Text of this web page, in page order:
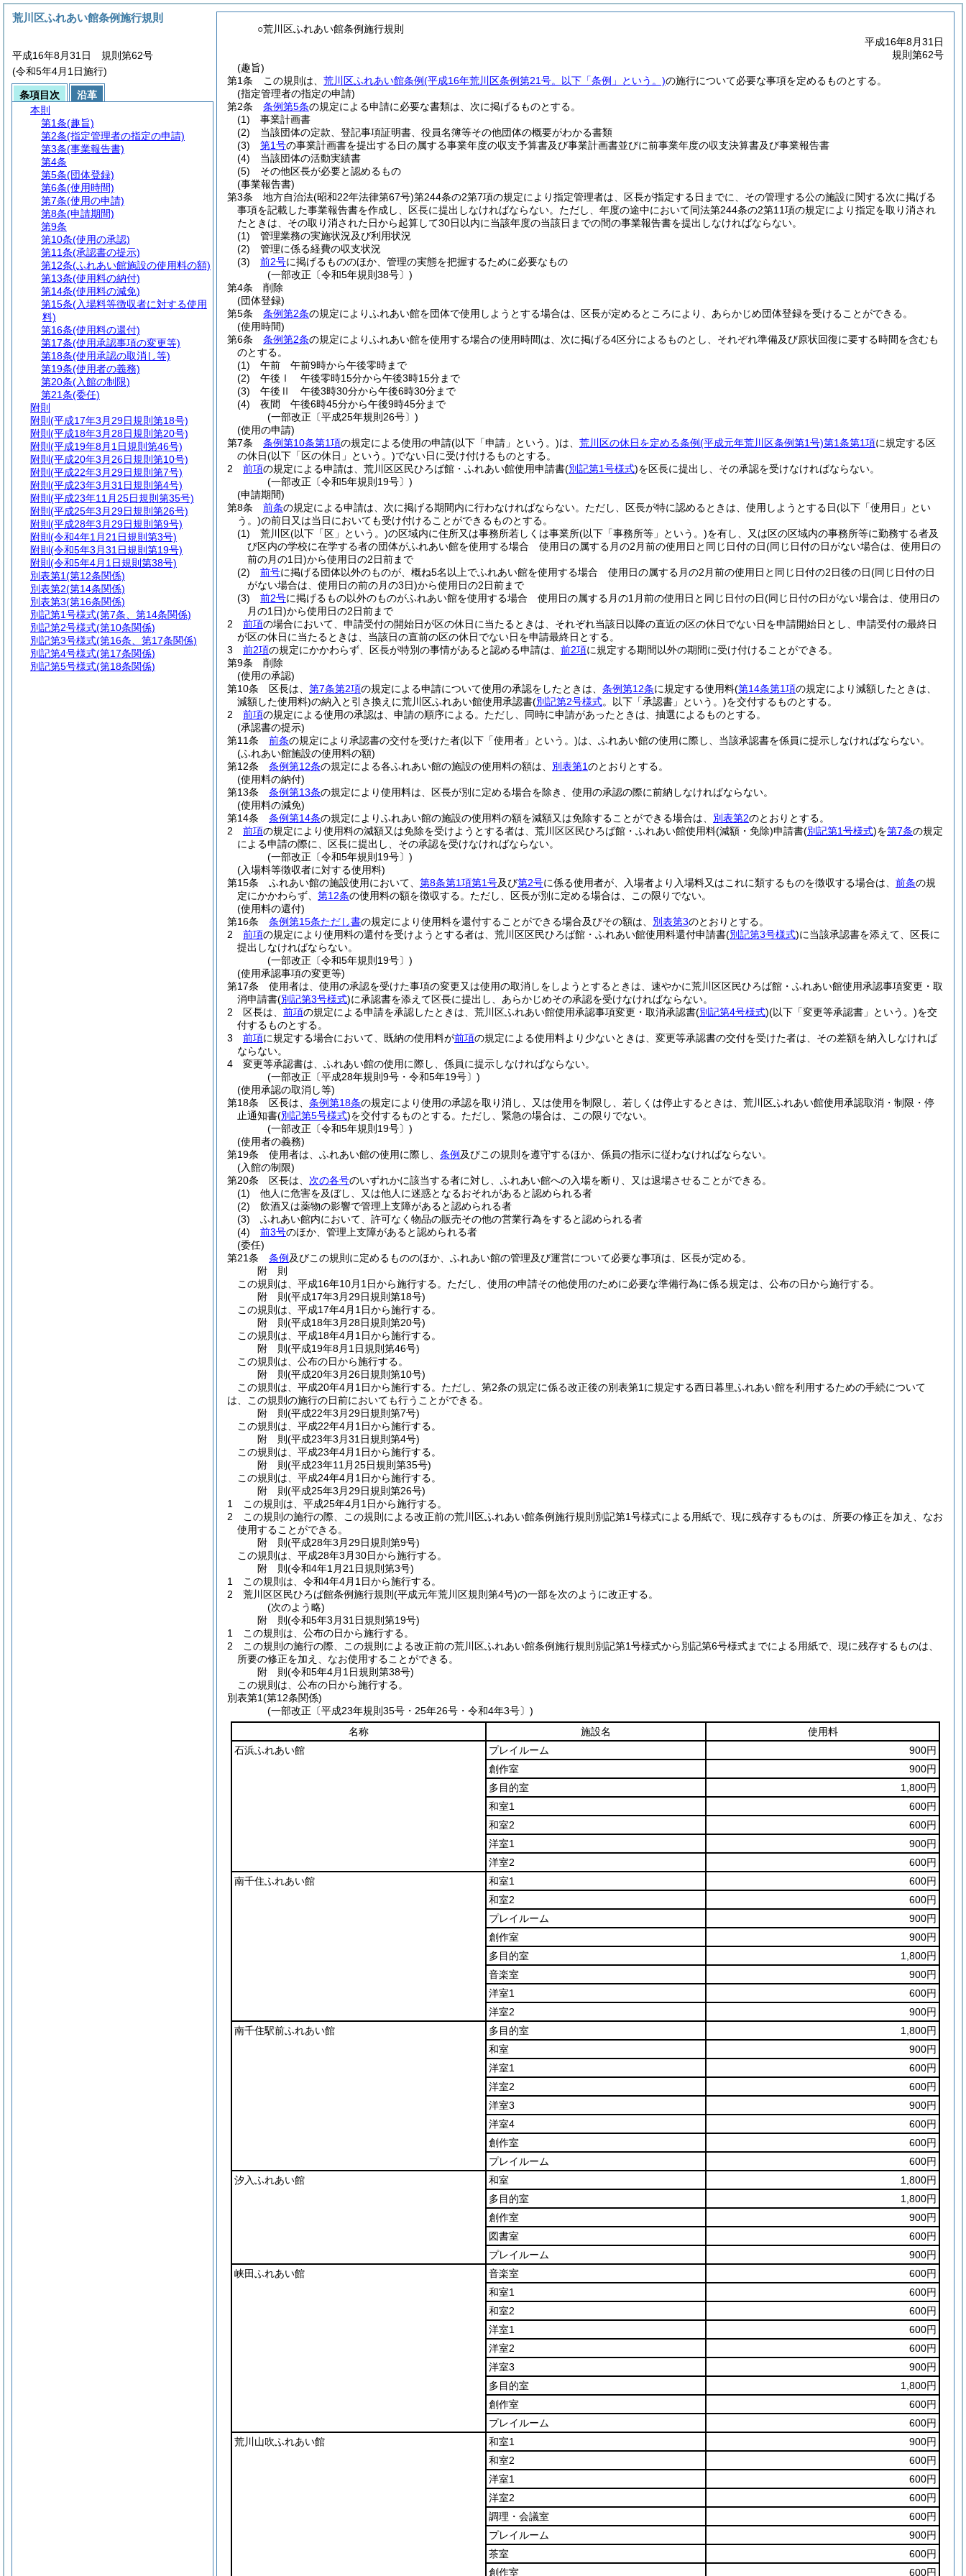
○荒川区ふれあい館条例施行規則
平成16年8月31日
規則第62号
(趣旨)
第1条
この規則は、 荒川区ふれあい館条例(平成16年荒川区条例第21号。以下「条例」という。)の施行について必要な事項を定めるものとする。
(指定管理者の指定の申請)
第2条
条例第5条の規定による申請に必要な書類は、次に掲げるものとする。
(1)
事業計画書
(2)
当該団体の定款、登記事項証明書、役員名簿等その他団体の概要がわかる書類
(3)
第1号の事業計画書を提出する日の属する事業年度の収支予算書及び事業計画書並びに前事業年度の収支決算書及び事業報告書
(4)
当該団体の活動実績書
(5)
その他区長が必要と認めるもの
(事業報告書)
第3条
地方自治法(昭和22年法律第67号)第244条の2第7項の規定により指定管理者は、区長が指定する日までに、その管理する公の施設に関する次に掲げる
事項を記載した事業報告書を作成し、区長に提出しなければならない。 ただし、年度の途中において同法第244条の2第11項の規定により指定を取り消され
たときは、その取り消された日から起算して30日以内に当該年度の当該日までの間の事業報告書を提出しなければならない。
(1)
管理業務の実施状況及び利用状況
(2)
管理に係る経費の収支状況
(3)
前2号に掲げるもののほか、管理の実態を把握するために必要なもの
(一部改正〔令和5年規則38号〕)
第4条
削除
(団体登録)
第5条
条例第2条の規定によりふれあい館を団体で使用しようとする場合は、区長が定めるところにより、あらかじめ団体登録を受けることができる。
(使用時間)
第6条
条例第2条の規定によりふれあい館を使用する場合の使用時間は、次に掲げる4区分によるものとし、それぞれ準備及び原状回復に要する時間を含むも
のとする。
(1)
午前 午前9時から午後零時まで
(2)
午後Ⅰ 午後零時15分から午後3時15分まで
(3)
午後Ⅱ 午後3時30分から午後6時30分まで
(4)
夜間 午後6時45分から午後9時45分まで
(一部改正〔平成25年規則26号〕)
(使用の申請)
第7条
条例第10条第1項の規定による使用の申請(以下「申請」という。)は、 荒川区の休日を定める条例(平成元年荒川区条例第1号)第1条第1項に規定する区
の休日(以下「区の休日」という。)でない日に受け付けるものとする。
2
前項の規定による申請は、荒川区区民ひろば館・ふれあい館使用申請書(別記第1号様式)を区長に提出し、その承認を受けなければならない。
(一部改正〔令和5年規則19号〕)
(申請期間)
第8条
前条の規定による申請は、次に掲げる期間内に行わなければならない。 ただし、区長が特に認めるときは、使用しようとする日(以下「使用日」とい
う。)の前日又は当日においても受け付けることができるものとする。
(1)
荒川区(以下「区」という。)の区域内に住所又は事務所若しくは事業所(以下「事務所等」という。)を有し、又は区の区域内の事務所等に勤務する者及
び区内の学校に在学する者の団体がふれあい館を使用する場合 使用日の属する月の2月前の使用日と同じ日付の日(同じ日付の日がない場合は、使用日の
前の月の1日)から使用日の2日前まで
(2)
前号に掲げる団体以外のものが、概ね5名以上でふれあい館を使用する場合 使用日の属する月の2月前の使用日と同じ日付の2日後の日(同じ日付の日
がない場合は、使用日の前の月の3日)から使用日の2日前まで
(3)
前2号に掲げるもの以外のものがふれあい館を使用する場合 使用日の属する月の1月前の使用日と同じ日付の日(同じ日付の日がない場合は、使用日の
月の1日)から使用日の2日前まで
2
前項の場合において、申請受付の開始日が区の休日に当たるときは、それぞれ当該日以降の直近の区の休日でない日を申請開始日とし、申請受付の最終日
が区の休日に当たるときは、当該日の直前の区の休日でない日を申請最終日とする。
3
前2項の規定にかかわらず、区長が特別の事情があると認める申請は、 前2項に規定する期間以外の期間に受け付けることができる。
第9条
削除
(使用の承認)
第10条
区長は、 第7条第2項の規定による申請について使用の承認をしたときは、 条例第12条に規定する使用料(第14条第1項の規定により減額したときは、
減額した使用料)の納入と引き換えに荒川区ふれあい館使用承認書(別記第2号様式。以下「承認書」という。)を交付するものとする。
2
前項の規定による使用の承認は、申請の順序による。 ただし、同時に申請があったときは、抽選によるものとする。
(承認書の提示)
第11条
前条の規定により承認書の交付を受けた者(以下「使用者」という。)は、ふれあい館の使用に際し、当該承認書を係員に提示しなければならない。
(ふれあい館施設の使用料の額)
第12条
条例第12条の規定による各ふれあい館の施設の使用料の額は、 別表第1のとおりとする。
(使用料の納付)
第13条
条例第13条の規定により使用料は、区長が別に定める場合を除き、使用の承認の際に前納しなければならない。
(使用料の減免)
第14条
条例第14条の規定によりふれあい館の施設の使用料の額を減額又は免除することができる場合は、 別表第2のとおりとする。
2
前項の規定により使用料の減額又は免除を受けようとする者は、荒川区区民ひろば館・ふれあい館使用料(減額・免除)申請書(別記第1号様式)を第7条の規定
による申請の際に、区長に提出し、その承認を受けなければならない。
(一部改正〔令和5年規則19号〕)
(入場料等徴収者に対する使用料)
第15条
ふれあい館の施設使用において、 第8条第1項第1号及び第2号に係る使用者が、入場者より入場料又はこれに類するものを徴収する場合は、 前条の規
定にかかわらず、 第12条の使用料の額を徴収する。 ただし、区長が別に定める場合は、この限りでない。
(使用料の還付)
第16条
条例第15条ただし書の規定により使用料を還付することができる場合及びその額は、 別表第3のとおりとする。
2
前項の規定により使用料の還付を受けようとする者は、荒川区区民ひろば館・ふれあい館使用料還付申請書(別記第3号様式)に当該承認書を添えて、区長に
提出しなければならない。
(一部改正〔令和5年規則19号〕)
(使用承認事項の変更等)
第17条
使用者は、使用の承認を受けた事項の変更又は使用の取消しをしようとするときは、速やかに荒川区区民ひろば館・ふれあい館使用承認事項変更・取
消申請書(別記第3号様式)に承認書を添えて区長に提出し、あらかじめその承認を受けなければならない。
2
区長は、 前項の規定による申請を承認したときは、荒川区ふれあい館使用承認事項変更・取消承認書(別記第4号様式)(以下「変更等承認書」という。)を交
付するものとする。
3
前項に規定する場合において、既納の使用料が前項の規定による使用料より少ないときは、変更等承認書の交付を受けた者は、その差額を納入しなければ
ならない。
4
変更等承認書は、ふれあい館の使用に際し、係員に提示しなければならない。
(一部改正〔平成28年規則9号・令和5年19号〕)
(使用承認の取消し等)
第18条
区長は、 条例第18条の規定により使用の承認を取り消し、又は使用を制限し、若しくは停止するときは、荒川区ふれあい館使用承認取消・制限・停
止通知書(別記第5号様式)を交付するものとする。 ただし、緊急の場合は、この限りでない。
(一部改正〔令和5年規則19号〕)
(使用者の義務)
第19条
使用者は、ふれあい館の使用に際し、 条例 及びこの規則を遵守するほか、係員の指示に従わなければならない。
(入館の制限)
第20条
区長は、 次の各号のいずれかに該当する者に対し、ふれあい館への入場を断り、又は退場させることができる。
(1)
他人に危害を及ぼし、又は他人に迷惑となるおそれがあると認められる者
(2)
飲酒又は薬物の影響で管理上支障があると認められる者
(3)
ふれあい館内において、許可なく物品の販売その他の営業行為をすると認められる者
(4)
前3号のほか、管理上支障があると認められる者
(委任)
第21条
条例 及びこの規則に定めるもののほか、ふれあい館の管理及び運営について必要な事項は、区長が定める。
附 則
この規則は、平成16年10月1日から施行する。 ただし、使用の申請その他使用のために必要な準備行為に係る規定は、公布の日から施行する。
附 則(平成17年3月29日規則第18号)
この規則は、平成17年4月1日から施行する。
附 則(平成18年3月28日規則第20号)
この規則は、平成18年4月1日から施行する。
附 則(平成19年8月1日規則第46号)
この規則は、公布の日から施行する。
附 則(平成20年3月26日規則第10号)
この規則は、平成20年4月1日から施行する。ただし、第2条の規定に係る改正後の別表第1に規定する西日暮里ふれあい館を利用するための手続について
は、この規則の施行の日前においても行うことができる。
附 則(平成22年3月29日規則第7号)
この規則は、平成22年4月1日から施行する。
附 則(平成23年3月31日規則第4号)
この規則は、平成23年4月1日から施行する。
附 則(平成23年11月25日規則第35号)
この規則は、平成24年4月1日から施行する。
附 則(平成25年3月29日規則第26号)
1
この規則は、平成25年4月1日から施行する。
2
この規則の施行の際、この規則による改正前の荒川区ふれあい館条例施行規則別記第1号様式による用紙で、現に残存するものは、所要の修正を加え、なお
使用することができる。
附 則(平成28年3月29日規則第9号)
この規則は、平成28年3月30日から施行する。
附 則(令和4年1月21日規則第3号)
1
この規則は、令和4年4月1日から施行する。
2
荒川区区民ひろば館条例施行規則 (平成元年荒川区規則第4号)の一部を次のように改正する。
(次のよう略)
附 則(令和5年3月31日規則第19号)
1
この規則は、公布の日から施行する。
2
この規則の施行の際、この規則による改正前の荒川区ふれあい館条例施行規則別記第1号様式から別記第6号様式までによる用紙で、現に残存するものは、
所要の修正を加え、なお使用することができる。
附 則(令和5年4月1日規則第38号)
この規則は、公布の日から施行する。
別表第1(第12条関係)
(一部改正〔平成23年規則35号・25年26号・令和4年3号〕)
名称
施設名
使用料
石浜ふれあい館
プレイルーム
900円
創作室
900円
多目的室
1,800円
和室1
600円
和室2
600円
洋室1
900円
洋室2
600円
南千住ふれあい館
和室1
600円
和室2
600円
プレイルーム
900円
創作室
900円
多目的室
1,800円
音楽室
900円
洋室1
600円
洋室2
900円
南千住駅前ふれあい館
多目的室
1,800円
和室
900円
洋室1
600円
洋室2
600円
洋室3
900円
洋室4
600円
創作室
600円
プレイルーム
600円
汐入ふれあい館
和室
1,800円
多目的室
1,800円
創作室
900円
図書室
600円
プレイルーム
900円
峡田ふれあい館
音楽室
600円
和室1
600円
和室2
600円
洋室1
600円
洋室2
600円
洋室3
900円
多目的室
1,800円
創作室
600円
プレイルーム
600円
荒川山吹ふれあい館
和室1
900円
和室2
600円
洋室1
600円
洋室2
600円
調理・会議室
600円
プレイルーム
900円
茶室
600円
創作室
600円
荒川区ふれあい館条例施行規則
平成16年8月31日 規則第62号
(令和5年4月1日施行)
条項目次
沿革
本則
第1条(趣旨)
第2条(指定管理者の指定の申請)
第3条(事業報告書)
第4条
第5条(団体登録)
第6条(使用時間)
第7条(使用の申請)
第8条(申請期間)
第9条
第10条(使用の承認)
第11条(承認書の提示)
第12条(ふれあい館施設の使用料の額)
第13条(使用料の納付)
第14条(使用料の減免)
第15条(入場料等徴収者に対する使用
料)
第16条(使用料の還付)
第17条(使用承認事項の変更等)
第18条(使用承認の取消し等)
第19条(使用者の義務)
第20条(入館の制限)
第21条(委任)
附則
附則 (平成17年3月29日規則第18号)
附則 (平成18年3月28日規則第20号)
附則 (平成19年8月1日規則第46号)
附則 (平成20年3月26日規則第10号)
附則 (平成22年3月29日規則第7号)
附則 (平成23年3月31日規則第4号)
附則 (平成23年11月25日規則第35号)
附則 (平成25年3月29日規則第26号)
附則 (平成28年3月29日規則第9号)
附則 (令和4年1月21日規則第3号)
附則 (令和5年3月31日規則第19号)
附則 (令和5年4月1日規則第38号)
別表第1(第12条関係)
別表第2(第14条関係)
別表第3(第16条関係)
別記第1号様式(第7条、第14条関係)
別記第2号様式(第10条関係)
別記第3号様式(第16条、第17条関係)
別記第4号様式(第17条関係)
別記第5号様式(第18条関係)